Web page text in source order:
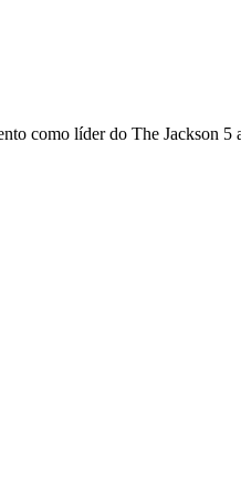
como líder do The Jackson 5